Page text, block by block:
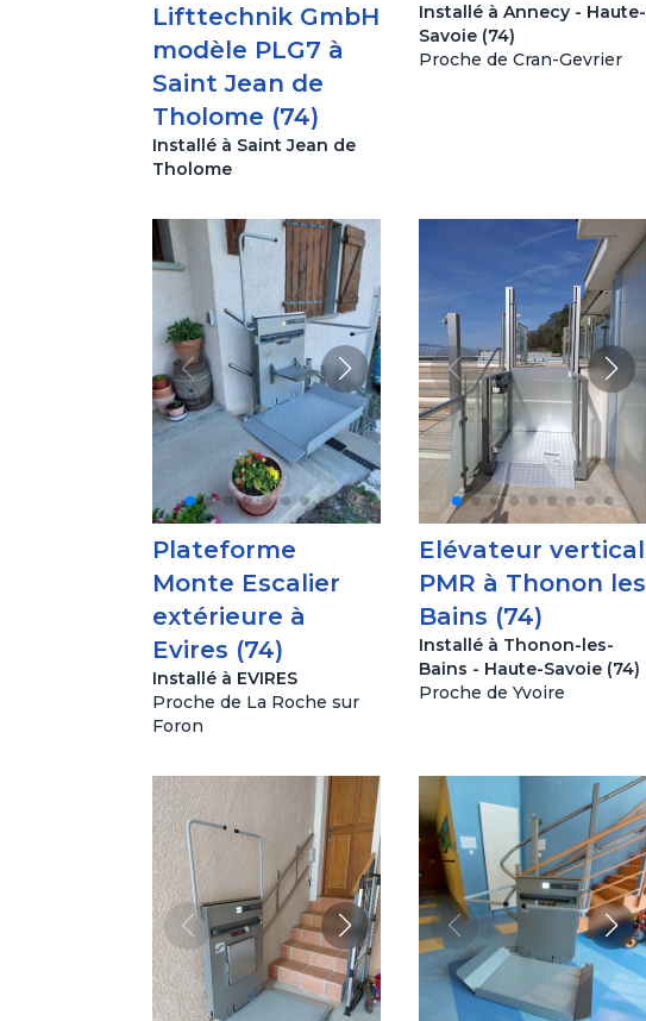
Lifttechnik GmbH
modèle PLG7 à
Saint Jean de
Tholome (74)
Installé à Saint Jean de
Tholome
Installé à Annecy - Haute-
Savoie (74)
Proche de Cran-Gevrier
Plateforme
Monte Escalier
extérieure à
Evires (74)
Installé à EVIRES
Proche de La Roche sur
Foron
Elévateur vertical
PMR à Thonon les
Bains (74)
Installé à Thonon-les-
Bains - Haute-Savoie (74)
Proche de Yvoire